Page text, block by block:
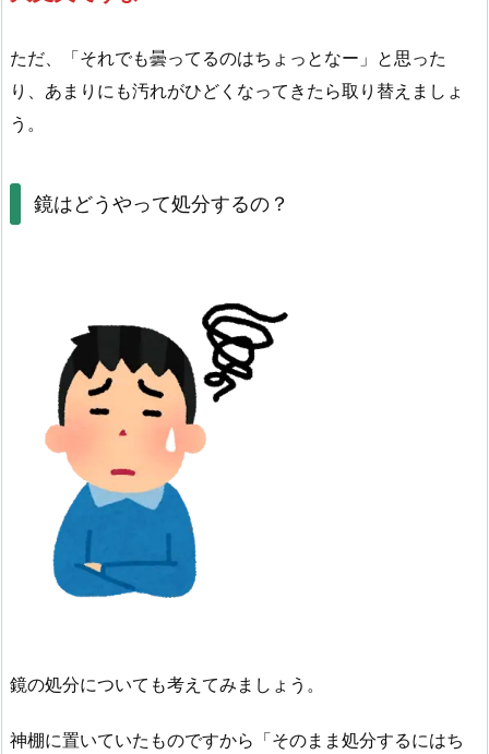
ただ、「それでも曇ってるのはちょっとなー」と思った
り、あまりにも汚れがひどくなってきたら取り替えましょ
う。
鏡はどうやって処分するの？
鏡の処分についても考えてみましょう。
神棚に置いていたものですから「そのまま処分するにはち